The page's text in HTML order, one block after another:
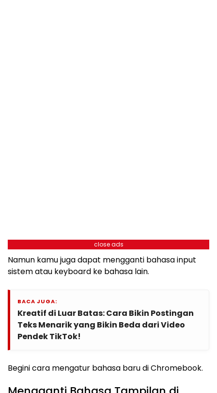
close ads
Namun kamu juga dapat mengganti bahasa input
sistem atau keyboard ke bahasa lain.
BACA JUGA:
Kreatif di Luar Batas: Cara Bikin Postingan
Teks Menarik yang Bikin Beda dari Video
Pendek TikTok!
Begini cara mengatur bahasa baru di Chromebook.